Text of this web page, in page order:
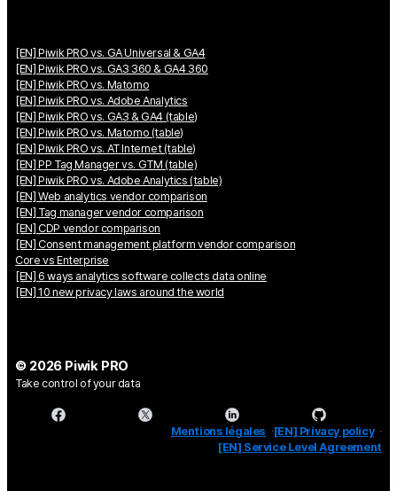
[EN] Piwik PRO vs. GA Universal & GA4
[EN] Piwik PRO vs. GA3 360 & GA4 360
[EN] Piwik PRO vs. Matomo
[EN] Piwik PRO vs. Adobe Analytics
[EN] Piwik PRO vs. GA3 & GA4 (table)
[EN] Piwik PRO vs. Matomo (table)
[EN] Piwik PRO vs. AT Internet (table)
[EN] PP Tag Manager vs. GTM (table)
[EN] Piwik PRO vs. Adobe Analytics (table)
[EN] Web analytics vendor comparison
[EN] Tag manager vendor comparison
[EN] CDP vendor comparison
[EN] Consent management platform vendor comparison
Core vs Enterprise
[EN] 6 ways analytics software collects data online
[EN] 10 new privacy laws around the world
© 2026 Piwik PRO
Take control of your data
Mentions légales
[EN] Privacy policy
[EN] Service Level Agreement